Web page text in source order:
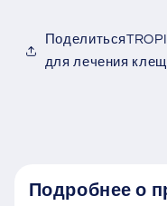
для лечения
Подробнее о